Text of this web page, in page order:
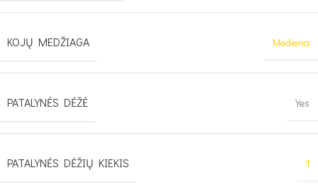
KOJŲ MEDŽIAGA Mediena
PATALYNĖS DĖŽĖ Yes
PATALYNĖS DĖŽIŲ KIEKIS 1